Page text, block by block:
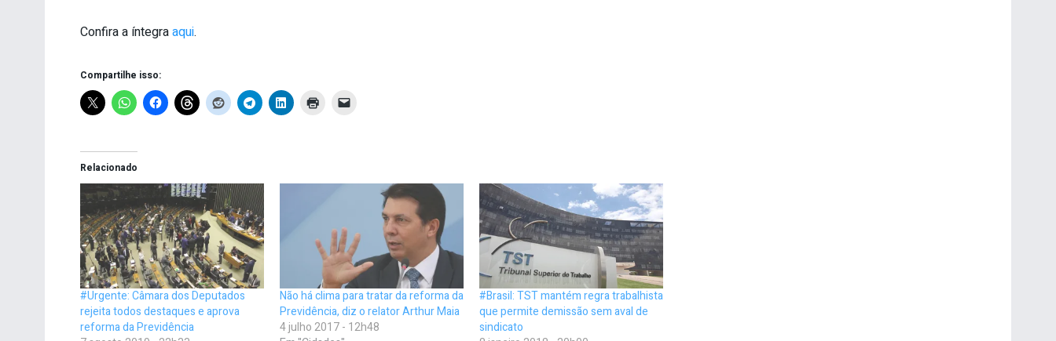
Confira a íntegraaqui.
Compartilhe isso:
Relacionado
#Urgente: Câmara dos Deputados
rejeita todos destaques e aprova
reforma da Previdência
Não há clima para tratar da reforma da
Previdência, diz o relator Arthur Maia
4 julho 2017 - 12h48
#Brasil: TST mantém regra trabalhista
que permite demissão sem aval de
sindicato